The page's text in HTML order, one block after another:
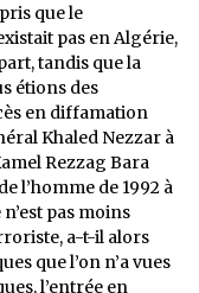
que le
pas en Algérie,
tandis que la
étions des
en diffamation
Khaled Nezzar à
Rezzag Bara
l’homme de 1992 à
pas moins
a-t-il alors
que l’on n’a vues
l’entrée en